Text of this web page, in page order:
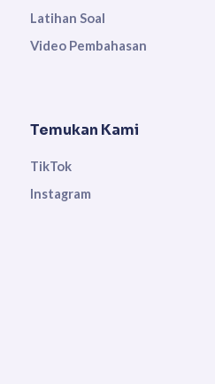
Latihan Soal
Video Pembahasan
Temukan Kami
TikTok
Instagram